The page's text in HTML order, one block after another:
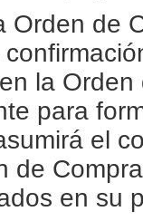
Orden de
la
para
el
de
en su